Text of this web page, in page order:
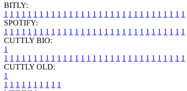
BITLY:
1 1 1 1 1 1 1 1 1 1 1 1 1 1 1 1 1 1 1 1 1 1 1 1 1 1 1 1 1 1 1
SPOTIFY:
1 1 1 1 1 1 1 1 1 1 1 1 1 1 1 1 1 1 1 1 1 1 1 1 1 1 1 1 1 1 1
CUTTLY BIO:
1
1 1 1 1 1 1 1 1 1 1 1 1 1 1 1 1 1 1 1 1 1 1 1 1 1 1 1 1 1 1 1
CUTTLY OLD:
1
1 1 1 1 1 1 1 1 1 1